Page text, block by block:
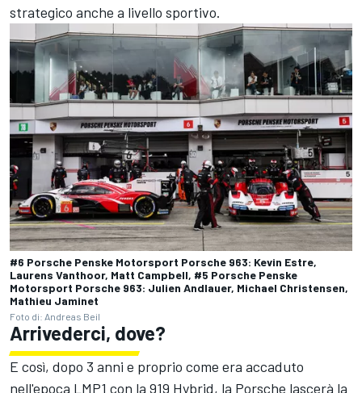
strategico anche a livello sportivo.
#6 Porsche Penske Motorsport Porsche 963: Kevin Estre,
Laurens Vanthoor, Matt Campbell, #5 Porsche Penske
Motorsport Porsche 963: Julien Andlauer, Michael Christensen,
Mathieu Jaminet
Foto di: Andreas Beil
Arrivederci, dove?
E così, dopo 3 anni e proprio come era accaduto
nell'epoca LMP1 con la 919 Hybrid, la Porsche lascerà la